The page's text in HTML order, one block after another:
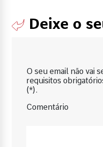
Deixe o
O seu email não vai
requisitos
(*).
Comentário